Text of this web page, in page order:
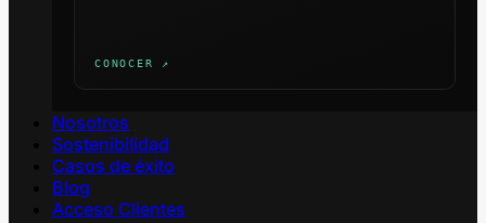
CONOCER ↗
Nosotros
Sostenibilidad
Casos de éxito
Blog
Acceso Clientes